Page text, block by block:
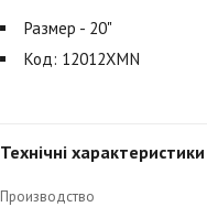
Размер - 20"
Код: 12012XMN
Технічні
Производство